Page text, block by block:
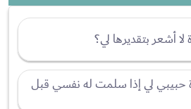
أشعر بتقديرها لي؟
حبيبي لي إذا سلمت له نفسي قبل